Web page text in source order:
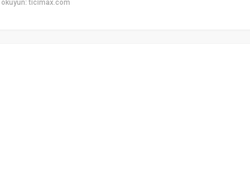
okuyun: ticimax.com